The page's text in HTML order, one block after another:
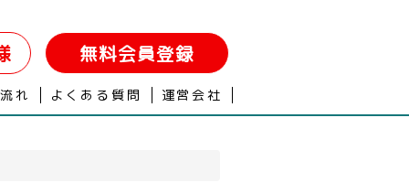
無料会員登録
れ よくある質問 運営会社